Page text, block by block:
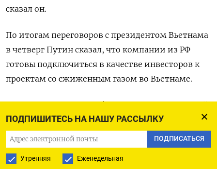
ПОДПИШИТЕСЬ НА НАШУ РАССЫЛКУ
ПОДПИСАТЬСЯ
Утренняя Еженедельная
сказал он.
По итогам переговоров с президентом Вьетнама
в четверг Путин сказал, что компании из РФ
готовы подключиться в качестве инвесторов к
проектам со сжиженным газом во Вьетнаме.
СПГ-завод на Ямале. Первая линия второго его
проекта - подпавшего под санкции США Арктик
СПГ-2 - была достроена в декабре прошлого года,
но отгрузки с него так и не начались из-за